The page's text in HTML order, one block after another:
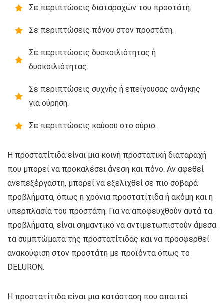
Σε περιπτώσεις διαταραχών του προστάτη.
Σε περιπτώσεις πόνου στον προστάτη.
Σε περιπτώσεις δυσκοιλιότητας ή
δυσκοιλιότητας.
Σε περιπτώσεις συχνής ή επείγουσας ανάγκης
για ούρηση.
Σε περιπτώσεις καύσου στο ούριο.
Η προστατίτιδα είναι μια κοινή προστατική διαταραχή
που μπορεί να προκαλέσει άνεση και πόνο. Αν αφεθεί
ανεπεξέργαστη, μπορεί να εξελιχθεί σε πιο σοβαρά
προβλήματα, όπως η χρόνια προστατίτιδα ή ακόμη και η
υπερπλασία του προστάτη. Για να αποφευχθούν αυτά τα
προβλήματα, είναι σημαντικό να αντιμετωπιστούν άμεσα
τα συμπτώματα της προστατίτιδας και να προσφερθεί
ανακούφιση στον προστάτη με προϊόντα όπως το
DELURON.
Η προστατίτιδα είναι μια κατάσταση που απαιτεί